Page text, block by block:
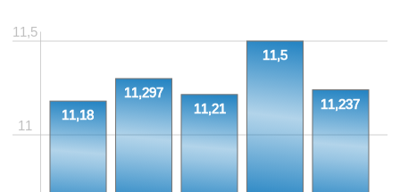
11,5
11
11,18
11,297
11,21
11,5
11,237